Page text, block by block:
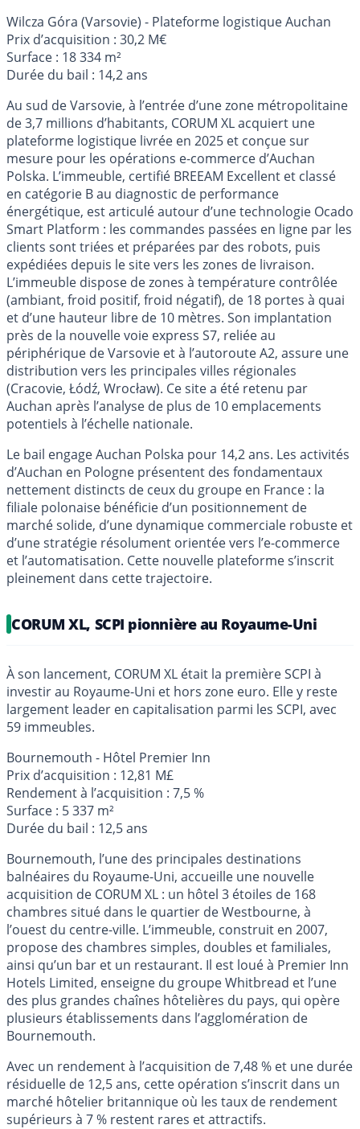
Wilcza Góra (Varsovie) - Plateforme logistique Auchan
Prix d’acquisition : 30,2 M€
Surface : 18 334 m²
Durée du bail : 14,2 ans
Au sud de Varsovie, à l’entrée d’une zone métropolitaine
de 3,7 millions d’habitants, CORUM XL acquiert une
plateforme logistique livrée en 2025 et conçue sur
mesure pour les opérations e-commerce d’Auchan
Polska. L’immeuble, certifié BREEAM Excellent et classé
en catégorie B au diagnostic de performance
énergétique, est articulé autour d’une technologie Ocado
Smart Platform : les commandes passées en ligne par les
clients sont triées et préparées par des robots, puis
expédiées depuis le site vers les zones de livraison.
L’immeuble dispose de zones à température contrôlée
(ambiant, froid positif, froid négatif), de 18 portes à quai
et d’une hauteur libre de 10 mètres. Son implantation
près de la nouvelle voie express S7, reliée au
périphérique de Varsovie et à l’autoroute A2, assure une
distribution vers les principales villes régionales
(Cracovie, Łódź, Wrocław). Ce site a été retenu par
Auchan après l’analyse de plus de 10 emplacements
potentiels à l’échelle nationale.
Le bail engage Auchan Polska pour 14,2 ans. Les activités
d’Auchan en Pologne présentent des fondamentaux
nettement distincts de ceux du groupe en France : la
filiale polonaise bénéficie d’un positionnement de
marché solide, d’une dynamique commerciale robuste et
d’une stratégie résolument orientée vers l’e-commerce
et l’automatisation. Cette nouvelle plateforme s’inscrit
pleinement dans cette trajectoire.
CORUM XL, SCPI pionnière au Royaume-Uni
À son lancement, CORUM XL était la première SCPI à
investir au Royaume-Uni et hors zone euro. Elle y reste
largement leader en capitalisation parmi les SCPI, avec
59 immeubles.
Bournemouth - Hôtel Premier Inn
Prix d’acquisition : 12,81 M£
Rendement à l’acquisition : 7,5 %
Surface : 5 337 m²
Durée du bail : 12,5 ans
Bournemouth, l’une des principales destinations
balnéaires du Royaume-Uni, accueille une nouvelle
acquisition de CORUM XL : un hôtel 3 étoiles de 168
chambres situé dans le quartier de Westbourne, à
l’ouest du centre-ville. L’immeuble, construit en 2007,
propose des chambres simples, doubles et familiales,
ainsi qu’un bar et un restaurant. Il est loué à Premier Inn
Hotels Limited, enseigne du groupe Whitbread et l’une
des plus grandes chaînes hôtelières du pays, qui opère
plusieurs établissements dans l’agglomération de
Bournemouth.
Avec un rendement à l’acquisition de 7,48 % et une durée
résiduelle de 12,5 ans, cette opération s’inscrit dans un
marché hôtelier britannique où les taux de rendement
supérieurs à 7 % restent rares et attractifs.